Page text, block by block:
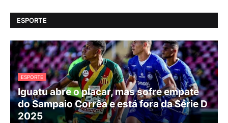
ESPORTE
ESPORTE
Iguatu abre o placar, mas sofre empate
do Sampaio Corrêa e está fora da Série D
2025